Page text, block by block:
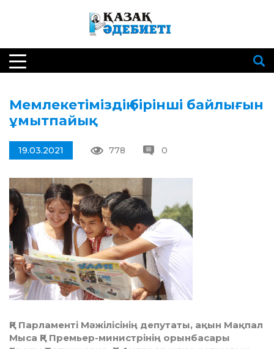
Мемлекетіміздің бірінші байлығын
ұмытпайық
19.03.2021 778 0
ҚР Парламенті Мәжілісінің депутаты, ақын Мақпал
Мыса ҚР Премьер-министрінің орынбасары